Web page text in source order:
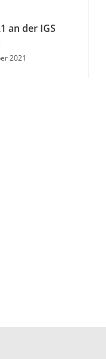
an der IGS
2021